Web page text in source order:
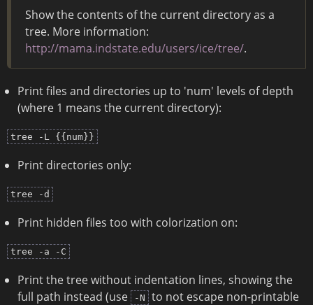
Show the contents of the current directory as a
tree. More information:
http://mama.indstate.edu/users/ice/tree/.
Print files and directories up to 'num' levels of depth
(where 1 means the current directory):
tree -L {{num}}
Print directories only:
tree -d
Print hidden files too with colorization on:
tree -a -C
Print the tree without indentation lines, showing the
full path instead (use
-N
to not escape non-printable